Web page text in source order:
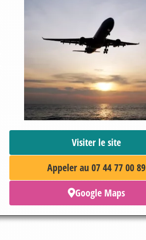
Visiter le site
Appeler au 07 44 77 00 89
Google Maps